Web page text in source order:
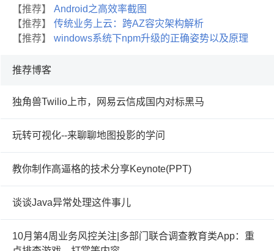
【推荐】 Android之高效率截图
【推荐】 传统业务上云：跨AZ容灾架构解析
【推荐】 windows系统下npm升级的正确姿势以及原理
推荐博客
独角兽Twilio上市，网易云信成国内对标黑马
玩转可视化--来聊聊地图投影的学问
教你制作高逼格的技术分享Keynote(PPT)
谈谈Java异常处理这件事儿
10月第4周业务风控关注|多部门联合调查教育类App：重